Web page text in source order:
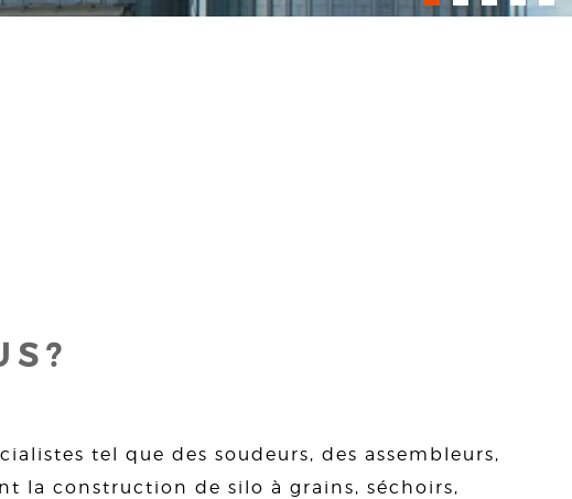
tel que des soudeurs, des assembleurs,
la construction de silo à grains, séchoirs,